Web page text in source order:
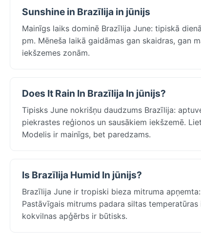
Sunshine in Brazīlija in jūnijs
Mainīgs laiks dominē Brazīlija June: tipiskā
pm. Mēneša laikā gaidāmas gan skaidras, gan
iekšzemes zonām.
Does It Rain In Brazīlija In jūnijs?
Tipisks June nokrišņu daudzums Brazīlija:
piekrastes reģionos un sausākiem iekšzemē.
Modelis ir mainīgs, bet paredzams.
Is Brazīlija Humid In jūnijs?
Brazīlija June ir tropiski bieza mitruma
Pastāvīgais mitrums padara siltas
kokvilnas apģērbs ir būtisks.